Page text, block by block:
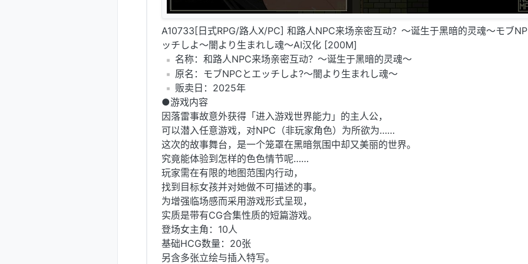
A10733[日式RPG/路人X/PC] 和路人NPC来场亲密互动？～诞生于黑暗的灵魂～モブ
ッチしよ～闇より生まれし魂～AI汉化 [200M]
️名称：和路人NPC来场亲密互动？～诞生于黑暗的灵魂～
️原名：モブNPCとエッチしよ?～闇より生まれし魂～
️贩卖日：2025年
●游戏内容
因落雷事故意外获得「进入游戏世界能力」的主人公，
可以潜入任意游戏，对NPC（非玩家角色）为所欲为……
这次的故事舞台，是一个笼罩在黑暗氛围中却又美丽的世界。
究竟能体验到怎样的色色情节呢……
玩家需在有限的地图范围内行动，
找到目标女孩并对她做不可描述的事。
为增强临场感而采用游戏形式呈现，
实质是带有CG合集性质的短篇游戏。
登场女主角：10人
基础HCG数量：20张
另含多张立绘与插入特写。